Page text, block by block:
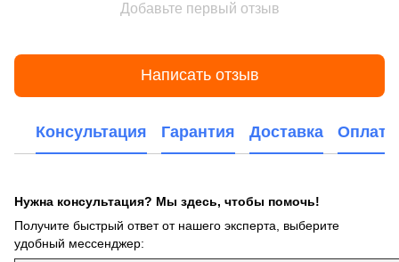
Добавьте первый отзыв
Написать отзыв
Консультация Гарантия Доставка Оплата
Нужна консультация? Мы здесь, чтобы помочь!
Получите быстрый ответ от нашего эксперта, выберите
удобный мессенджер: